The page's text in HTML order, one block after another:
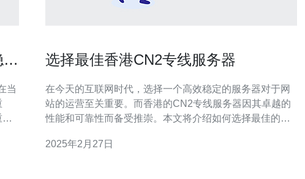
选择最佳香港CN2专线服务器
在今天的互联网时代，选择一个高效稳定的服务器对于网
站的运营至关重要。而香港的CN2专线服务器因其卓越的
性能和可靠性而备受推崇。本文将介绍如何选择最佳的香
线是指中国电信的国际互联网承载能力，它提供了更高的
2025年2月27日